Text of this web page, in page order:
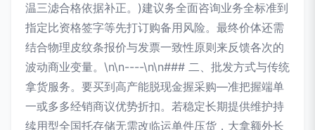
温三滤合格依据补正。)建议务全面咨询业务全标准到
指定比资格签字等先打订购备用风险。最终价体还需
结合物理皮纹条报价与发票一致性原则来反馈各次的
波动商业变量。\n\n----\n\n### 二、批发方式与传统
拿货服务。要买到高产能脱现金握采购—准把握端单
一或多多经销商议优势折扣。若稳定长期提供维护持
续用型全国托存储无需改临运单件压货，大拿额外长